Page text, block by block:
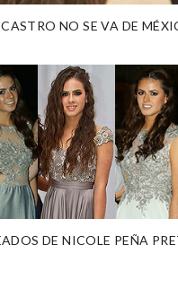
NO SE VA DE
DE NICOLE PEÑA